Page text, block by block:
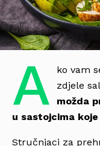
A
ko vam
zdjele
možda
u sastojcima
Stručnjaci za